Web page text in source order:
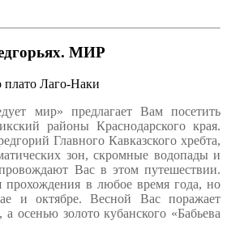
МИР
мир» предлагает Вам посетить
районы Краснодарского края.
Главного Кавказского хребта,
зон, скромные водопады и
Вас в этом путешествии.
прохождения в любое время года, но
и октябре. Весной Вас поражает
а осенью золото кубанского «Бабьева